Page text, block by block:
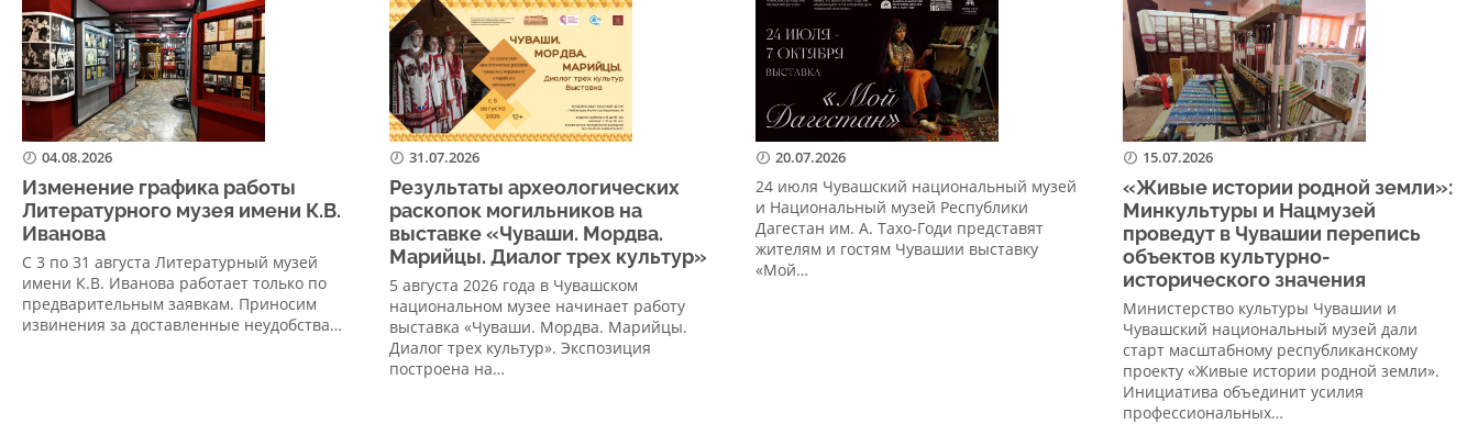
04.08.2026
Изменение графика работы
Литературного музея имени К.В.
Иванова
С 3 по 31 августа Литературный музей
имени К.В. Иванова работает только по
предварительным заявкам. Приносим
извинения за доставленные неудобства…
31.07.2026
Результаты археологических
раскопок могильников на
выставке «Чуваши. Мордва.
Марийцы. Диалог трех культур»
5 августа 2026 года в Чувашском
национальном музее начинает работу
выставка «Чуваши. Мордва. Марийцы.
Диалог трех культур». Экспозиция
построена на…
20.07.2026
24 июля Чувашский национальный музей
и Национальный музей Республики
Дагестан им. А. Тахо-Годи представят
жителям и гостям Чувашии выставку
«Мой…
15.07.2026
«Живые истории родной земли»:
Минкультуры и Нацмузей
проведут в Чувашии перепись
объектов культурно-
исторического значения
Министерство культуры Чувашии и
Чувашский национальный музей дали
старт масштабному республиканскому
проекту «Живые истории родной земли».
Инициатива объединит усилия
профессиональных…